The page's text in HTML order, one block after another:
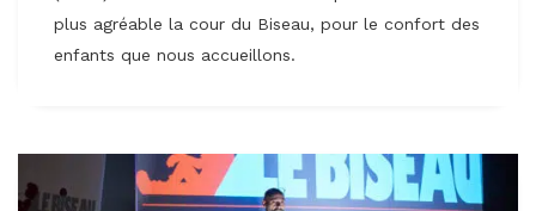
plus agréable la cour du Biseau, pour le confort des
enfants que nous accueillons.